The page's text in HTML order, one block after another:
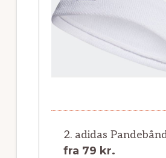
2. adidas
fra 79 kr.